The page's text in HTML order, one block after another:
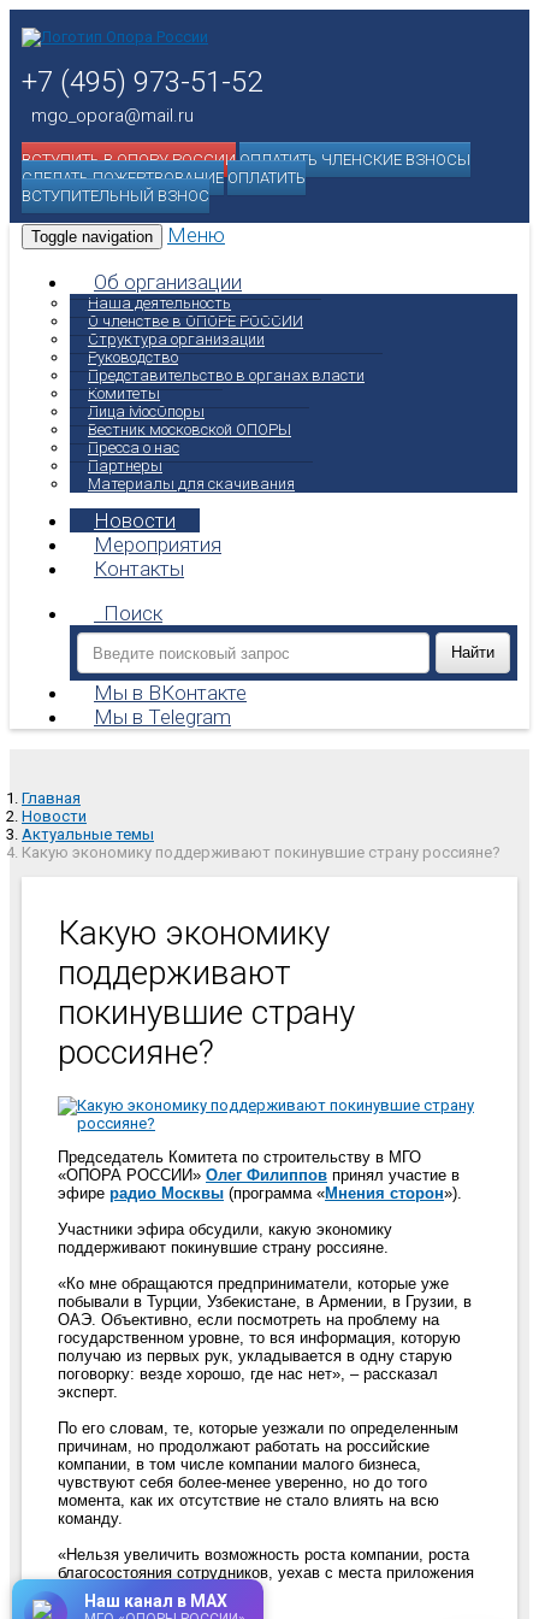
+7 (495) 973-51-52
mgo_opora@mail.ru
ВСТУПИТЬ В ОПОРУ РОССИИ ОПЛАТИТЬ ЧЛЕНСКИЕ ВЗНОСЫ
СДЕЛАТЬ ПОЖЕРТВОВАНИЕ ОПЛАТИТЬ
ВСТУПИТЕЛЬНЫЙ ВЗНОС
Toggle navigation
Меню
Об организации
Наша деятельность
О членстве в ОПОРЕ РОССИИ
Структура организации
Руководство
Представительство в органах власти
Комитеты
Лица МосОпоры
Вестник московской ОПОРЫ
Пресса о нас
Партнеры
Материалы для скачивания
Новости
Мероприятия
Контакты
Поиск
Мы в ВКонтакте
Мы в Telegram
Главная
Новости
Актуальные темы
Какую экономику поддерживают покинувшие страну россияне?
Какую экономику
поддерживают
покинувшие страну
россияне?
Председатель Комитета по строительству в МГО
«ОПОРА РОССИИ» Олег Филиппов принял участие в
эфире радио Москвы (программа «Мнения сторон»).
Участники эфира обсудили, какую экономику
поддерживают покинувшие страну россияне.
«Ко мне обращаются предприниматели, которые уже
побывали в Турции, Узбекистане, в Армении, в Грузии, в
ОАЭ. Объективно, если посмотреть на проблему на
государственном уровне, то вся информация, которую
получаю из первых рук, укладывается в одну старую
поговорку: везде хорошо, где нас нет», – рассказал
эксперт.
По его словам, те, которые уезжали по определенным
причинам, но продолжают работать на российские
компании, в том числе компании малого бизнеса,
чувствуют себя более-менее уверенно, но до того
момента, как их отсутствие не стало влиять на всю
команду.
«Нельзя увеличить возможность роста компании, роста
благосостояния сотрудников, уехав с места приложения
труда», – пояснил он.
Наш канал в MAX